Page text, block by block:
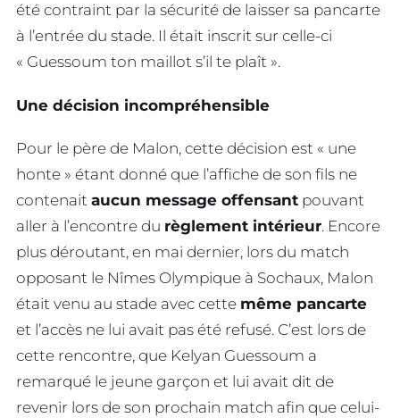
été contraint par la sécurité de laisser sa pancarte
à l’entrée du stade. Il était inscrit sur celle-ci
« Guessoum ton maillot s’il te plaît ».
Une décision incompréhensible
Pour le père de Malon, cette décision est « une
honte » étant donné que l’affiche de son fils ne
contenait aucun message offensant pouvant
aller à l’encontre du règlement intérieur. Encore
plus déroutant, en mai dernier, lors du match
opposant le Nîmes Olympique à Sochaux, Malon
était venu au stade avec cette même pancarte
et l’accès ne lui avait pas été refusé. C’est lors de
cette rencontre, que Kelyan Guessoum a
remarqué le jeune garçon et lui avait dit de
revenir lors de son prochain match afin que celui-